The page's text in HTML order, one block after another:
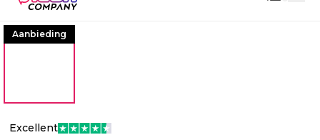
Aanbieding
Excellent